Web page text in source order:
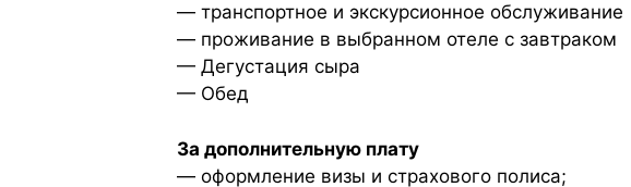
— транспортное и экскурсионное обслуживание
— проживание в выбранном отеле с завтраком
— Дегустация сыра
— Обед
За дополнительную плату
— оформление визы и страхового полиса;